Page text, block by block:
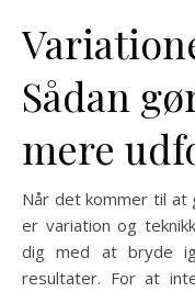
Sådan
mere
Når det kommer til
er variation og
dig med at bryde
resultater. For at